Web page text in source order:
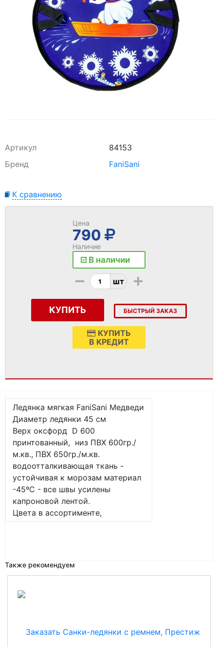
Артикул
84153
Бренд
FaniSani
К сравнению
Цена
790
Наличие
В наличии
- шт +
КУПИТЬ БЫСТРЫЙ ЗАКАЗ
КУПИТЬ
В КРЕДИТ
Ледянка мягкая FaniSani Медведи
Диаметр ледянки 45 см
Верх оксфорд D 600
принтованный, низ ПВХ 600гр./
м.кв., ПВХ 650гр./м.кв.
водоотталкивающая ткань -
устойчивая к морозам материал
-45ºС - все швы усилены
капроновой лентой.
Цвета в ассортименте,
Также рекомендуем